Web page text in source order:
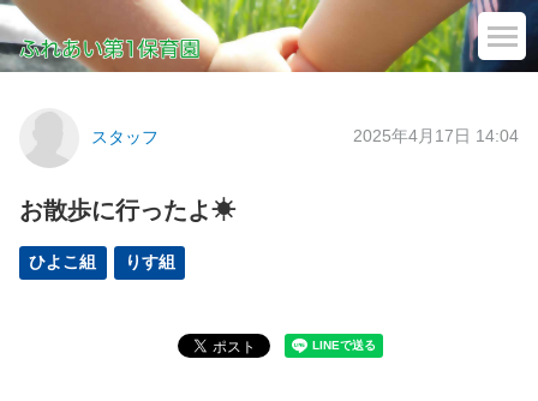
スタッフ 2025年4月17日 14:04
お散歩に行ったよ☀
ひよこ組 りす組